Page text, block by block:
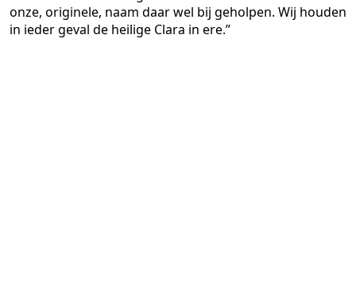
onze, originele, naam daar wel bij geholpen. Wij houden
in ieder geval de heilige Clara in ere.”